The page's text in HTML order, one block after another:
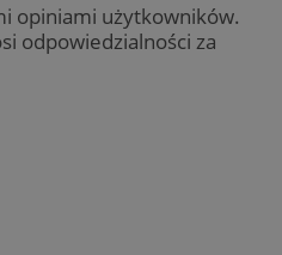
opiniami użytkowników.
odpowiedzialności za